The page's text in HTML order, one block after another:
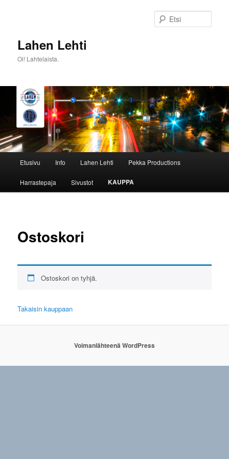
Lahen Lehti
Oi! Lahtelaista.
Etusivu Info Lahen Lehti Pekka Productions
Harrastepaja Sivustot KAUPPA
Ostoskori
Ostoskori on tyhjä.
Takaisin kauppaan
Voimanlähteenä WordPress